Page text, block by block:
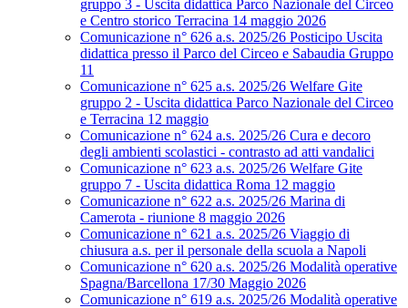
gruppo 3 - Uscita didattica Parco Nazionale del Circeo
e Centro storico Terracina 14 maggio 2026
Comunicazione n° 626 a.s. 2025/26 Posticipo Uscita
didattica presso il Parco del Circeo e Sabaudia Gruppo
11
Comunicazione n° 625 a.s. 2025/26 Welfare Gite
gruppo 2 - Uscita didattica Parco Nazionale del Circeo
e Terracina 12 maggio
Comunicazione n° 624 a.s. 2025/26 Cura e decoro
degli ambienti scolastici - contrasto ad atti vandalici
Comunicazione n° 623 a.s. 2025/26 Welfare Gite
gruppo 7 - Uscita didattica Roma 12 maggio
Comunicazione n° 622 a.s. 2025/26 Marina di
Camerota - riunione 8 maggio 2026
Comunicazione n° 621 a.s. 2025/26 Viaggio di
chiusura a.s. per il personale della scuola a Napoli
Comunicazione n° 620 a.s. 2025/26 Modalità operative
Spagna/Barcellona 17/30 Maggio 2026
Comunicazione n° 619 a.s. 2025/26 Modalità operative